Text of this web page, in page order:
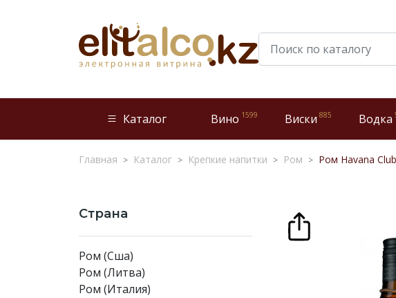
Каталог Вино 1599 Виски 885 Водка
Главная Каталог Крепкие напитки Ром Ром Havana
Страна
Ром (Сша)
Ром (Литва)
Ром (Италия)